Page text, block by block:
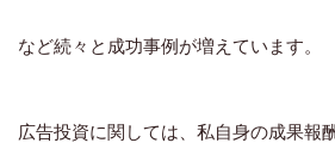
など続々と成功事例が増えています。
広告投資に関しては、私自身の成果報